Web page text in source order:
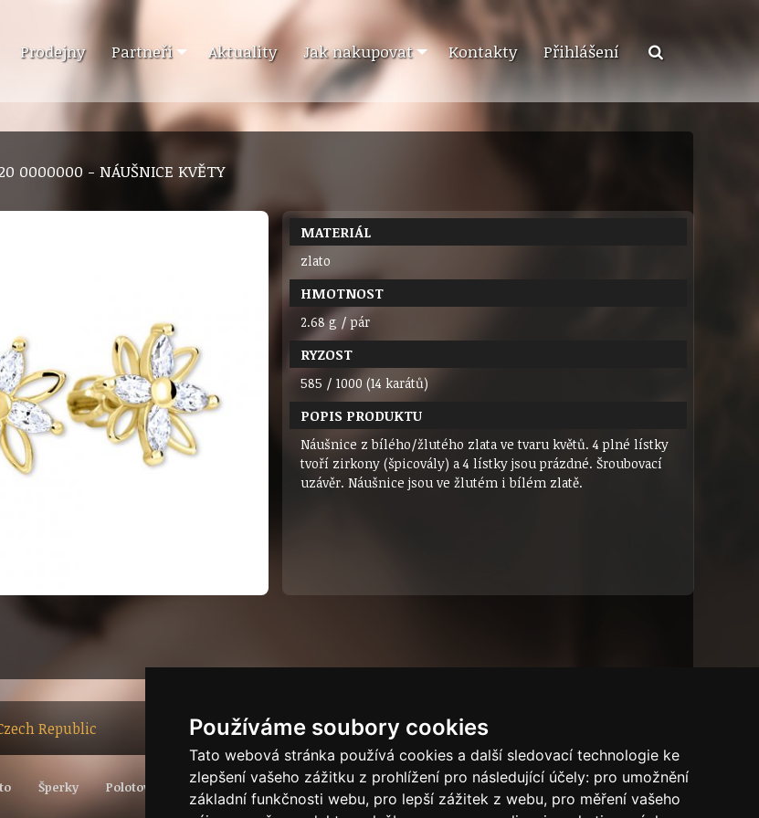
Používáme soubory cookies
Tato webová stránka používá cookies a další sledovací technologie ke
zlepšení vašeho zážitku z prohlížení pro následující účely: pro umožnění
základní funkčnosti webu, pro lepší zážitek z webu, pro měření vašeho
Prodejny Partneři Aktuality Jak nakupovat Kontakty Přihlášení
0000000 - NÁUŠNICE KVĚTY
MATERIÁL
zlato
HMOTNOST
2.68 g / pár
RYZOST
585 / 1000 (14 karátů)
POPIS PRODUKTU
Náušnice z bílého/žlutého zlata ve tvaru květů. 4 plné lístky
tvoří zirkony (špicovály) a 4 lístky jsou prázdné. Šroubovací
uzávěr. Náušnice jsou ve žlutém i bílém zlatě.
Republic Dárkový certifikát
Šperky Polotovary Vývoj světové ceny zlata Puncovní značky